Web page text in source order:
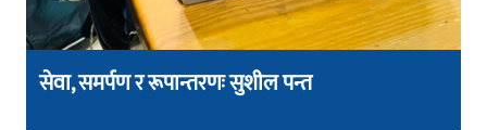
सेवा, समर्पण र रूपान्तरणः सुशील पन्त